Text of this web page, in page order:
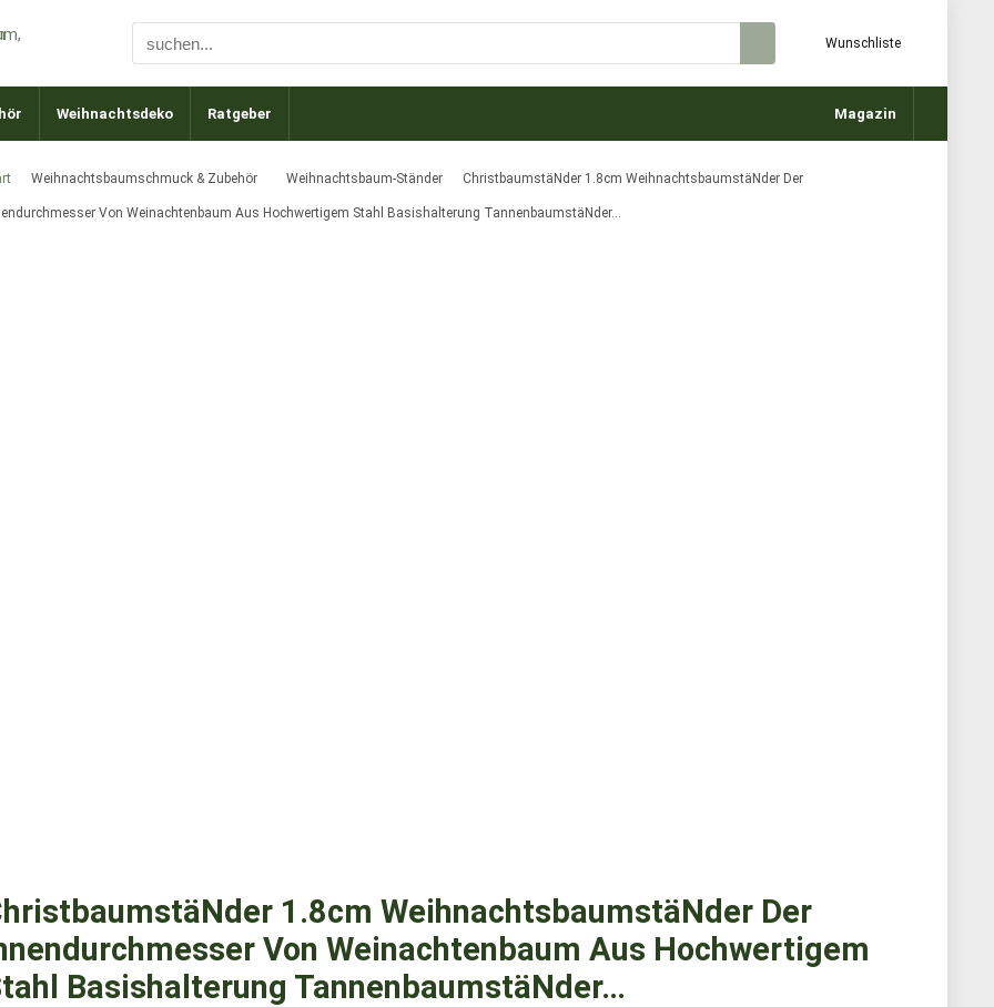
Wunschliste
Weihnachtsdeko Ratgeber Magazin
Weihnachtsbaumschmuck & Zubehör Weihnachtsbaum-Ständer ChristbaumstäNder 1.8cm WeihnachtsbaumstäNder Der
Von Weinachtenbaum Aus Hochwertigem Stahl Basishalterung TannenbaumstäNder…
1.8cm WeihnachtsbaumstäNder Der
Von Weinachtenbaum Aus Hochwertigem
Basishalterung TannenbaumstäNder…